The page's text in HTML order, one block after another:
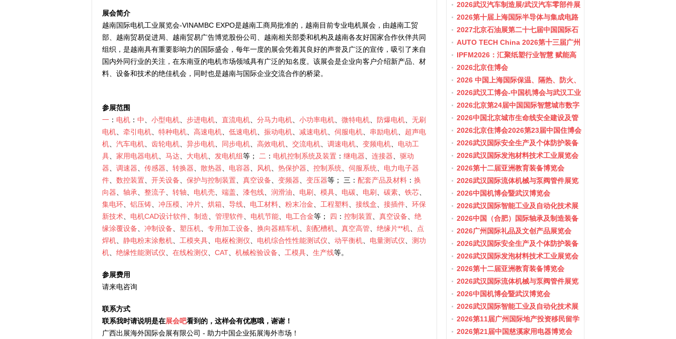
展会简介
越南国际电机工业展览会-VINAMBC EXPO是越南工商局批准的，越南目前专业电机展会，由越南工贸
部、越南贸易促进局、越南贸易广告博览股份公司、越南相关部委和机构及越南各友好国家合作伙伴共同
组织，是越南具有重要影响力的国际盛会，每年一度的展会凭着其良好的声誉及广泛的宣传，吸引了来自
国内外同行业的关注，在东南亚的电机市场领域具有广泛的知名度。该展会是企业向客户介绍新产品、材
料、设备和技术的绝佳机会，同时也是越南与国际企业交流合作的桥梁。
参展范围
一 ： 电机 ： 中 小型电机 步进电机 直流电机 分马力电机 小功率电机 微特电机 防爆电机
无刷
电机
牵引电机 特种电机 高速电机 低速电机 振动电机 减速电机 伺服电机 串励电机
超声电
机
汽车电机 齿轮电机 异步电机 同步电机 高效电机 交流电机 调速电机 变频电机
电动工
具
家用电器电机 马达 大电机 发电机组等； 二 ： 电机控制系统及装置 ： 继电器 连接器
驱动
器
调速器 传感器 转换器 散热器 电容器 风机 热保护器 控制系统 伺服系统
电力电子器
件
数控装置 开关设备 保护与控制装置 真空设备 变频器 变压器等； 三： 配套产品及材料 ： 换
向器
轴承 整流子 转轴 电机壳 端盖 漆包线 润滑油 电刷 模具 电碳 电刷 碳素 铁芯
集电环
铝压铸 冲压模 冲片 烘箱 导线 电工材料 粉末冶金 工程塑料 接线盒 接插件
环保
新技术
电机CAD设计软件 制造 管理软件 电机节能 电工合金等； 四 ： 控制装置 真空设备
绝
缘涂覆设备
冲制设备 塑压机 专用加工设备 换向器精车机 刻配槽机 真空高管 绝缘片**机
点
焊机
静电粉末涂敷机 工模夹具 电枢检测仪 电机综合性性能测试仪 动平衡机 电量测试仪
测功
机
绝缘性能测试仪 在线检测仪 CAT 机械检验设备 工模具 生产线等。
参展费用
请来电咨询
联系方式
联系我时请说明是在展会吧看到的，这样会有优惠哦，谢谢！
广西出展海外国际会展有限公司 - 助力中国企业拓展海外市场！
子展览会
2026武汉汽车制造展/武汉汽车零部件展
2026第十届上海国际半导体与集成电路
产业应用博览会-11月10-12日
2027北京石油展第二十七届中国国际石
油石化技术装备展览会
AUTO TECH China 2026第十三届广州
国际汽车零部件及加工技术、汽车模具
展览会
IPFM2026：汇聚纸塑行业智慧 赋能高
质健康发展
2026北京住博会
2026 中国上海国际保温、隔热、防火、
隔音新材料展览
2026武汉工博会-中国机博会与武汉工业
博览会
2026北京第24届中国国际智慧城市数字
化城市城市更新建设博览会(主办住建
部）
2026中国北京城市生命线安全建设及管
网博览会
2026北京住博会2026第23届中国住博会
2026住博会
2026武汉国际安全生产及个体防护装备
展览会
2026武汉国际发泡材料技术工业展览会
2026第十二届亚洲教育装备博览会
2026武汉国际流体机械与泵阀管件展览
会/阀门展
2026中国机博会暨武汉博览会
2026武汉国际智能工业及自动化技术展
览会
2026中国（合肥）国际轴承及制造装备
展览会
2026广州国际礼品及文创产品展览会
2026武汉国际安全生产及个体防护装备
展览会
2026武汉国际发泡材料技术工业展览会
2026第十二届亚洲教育装备博览会
2026武汉国际流体机械与泵阀管件展览
会/阀门展
2026中国机博会暨武汉博览会
2026武汉国际智能工业及自动化技术展
览会
2026第11届广州国际地产投资移民留学
展览会
2026第21届中国慈溪家用电器博览会